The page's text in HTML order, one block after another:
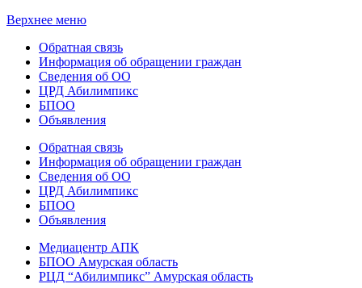
Верхнее меню
Обратная связь
Информация об обращении граждан
Сведения об ОО
ЦРД Абилимпикс
БПОО
Объявления
Обратная связь
Информация об обращении граждан
Сведения об ОО
ЦРД Абилимпикс
БПОО
Объявления
Медиацентр АПК
БПОО Амурская область
РЦД “Абилимпикс” Амурская область